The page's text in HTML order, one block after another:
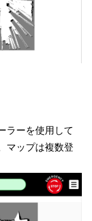
ラーを使用して
マップは複数登